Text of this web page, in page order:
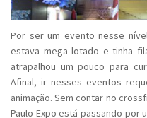
Por ser um evento nesse
estava mega lotado e tinha
atrapalhou um pouco para
Afinal, ir nesses eventos
animação. Sem contar no
Paulo Expo está passando por